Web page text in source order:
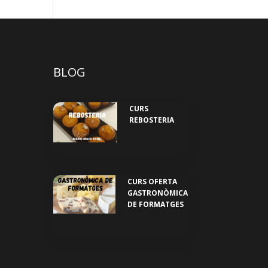
BLOG
CURS
REBOSTERIA
CURS OFERTA
GASTRONÒMICA
DE FORMATGES